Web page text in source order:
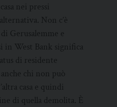
nei pressi
Non c’è
Gerusalemme e
in West Bank significa
di residente
chi non può
casa e quindi
di quella demolita. È